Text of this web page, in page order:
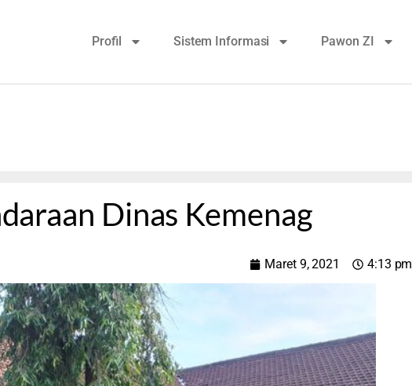
Profil Sistem Informasi Pawon ZI
Dinas Kemenag
Maret 9, 2021 4:13 pm